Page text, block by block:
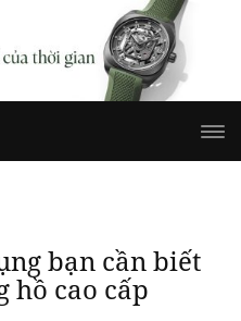
bạn cần biết
hồ cao cấp